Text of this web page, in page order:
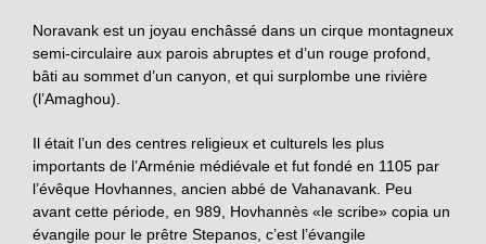
Noravank est un joyau enchâssé dans un cirque montagneux
semi-circulaire aux parois abruptes et d’un rouge profond,
bâti au sommet d’un canyon, et qui surplombe une rivière
(l’Amaghou).
Il était l’un des centres religieux et culturels les plus
importants de l’Arménie médiévale et fut fondé en 1105 par
l’évêque Hovhannes, ancien abbé de Vahanavank. Peu
avant cette période, en 989, Hovhannès «le scribe» copia un
évangile pour le prêtre Stepanos, c’est l’évangile